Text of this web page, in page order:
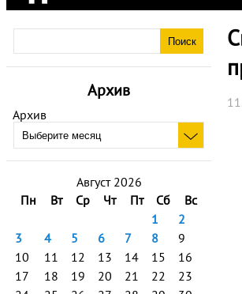
Архив
Архив
Август 2026
Пн
Вт Ср Чт Пт Сб
Вс
1
2
3
4 5 6 7 8
9
10
11 12 13 14 15
16
17
18 19 20 21 22
23